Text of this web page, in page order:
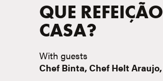
QUE
CASA?
With guests
Chef Binta, Chef Helt